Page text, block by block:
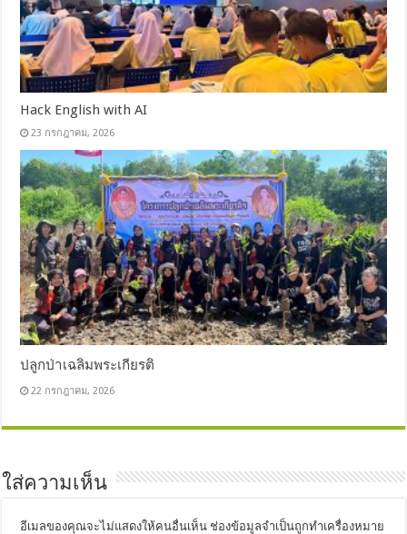
Hack English with AI
23 กรกฎาคม, 2026
ปลูกป่าเฉลิมพระเกียรติ
22 กรกฎาคม, 2026
ใส่ความเห็น
อีเมลของคุณจะไม่แสดงให้คนอื่นเห็น ช่องข้อมูลจำเป็นถูกทำเครื่องหมาย